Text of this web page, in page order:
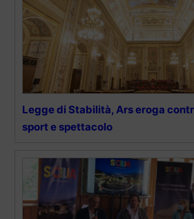
Legge di Stabilità, Ars eroga
sport e spettacolo